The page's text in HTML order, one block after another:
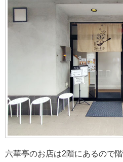
六華亭のお店は2階にあるので